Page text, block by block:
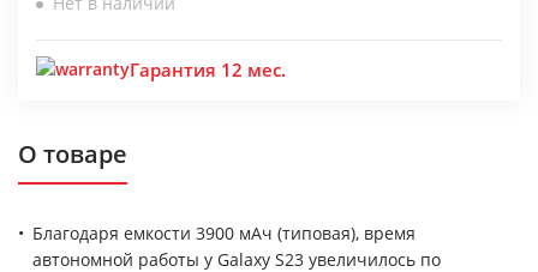
Гарантия 12 мес.
О товаре
Благодаря емкости 3900 мАч (типовая), время
автономной работы у Galaxy S23 увеличилось по